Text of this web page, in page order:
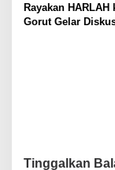
Rayakan HARLAH
Gorut Gelar
Tinggalkan